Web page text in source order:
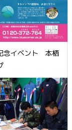
念イベント 本栖